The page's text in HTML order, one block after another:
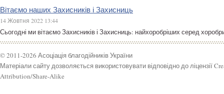
Вітаємо наших Захисників і Захисниць
14 Жовтня 2022 13:44
Сьогодні ми вітаємо Захисників і Захисниць: найхоробріших серед
© 2011-2026 Асоціація благодійників України
Матеріали сайту дозволяється використовувати відповідно до ліцензії
Attribution/Share-Alike